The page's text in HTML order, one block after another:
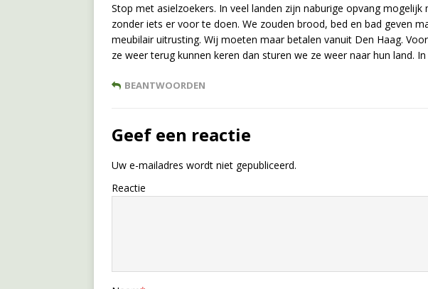
Stop met asielzoekers. In veel landen zijn naburige opvang mogelijk
zonder iets er voor te doen. We zouden brood, bed en bad geven
meubilair uitrusting. Wij moeten maar betalen vanuit Den Haag.
ze weer terug kunnen keren dan sturen we ze weer naar hun land.
BEANTWOORDEN
Geef een reactie
Uw e-mailadres wordt niet gepubliceerd.
Reactie